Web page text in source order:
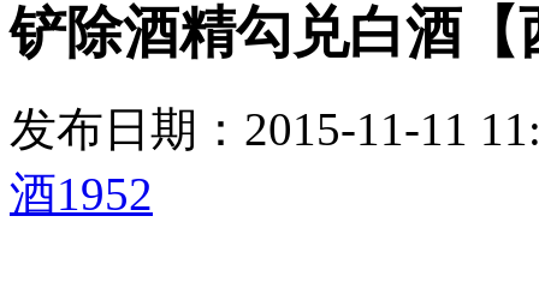
铲除酒精勾兑白酒【
发布日期：2015-11-11
酒1952